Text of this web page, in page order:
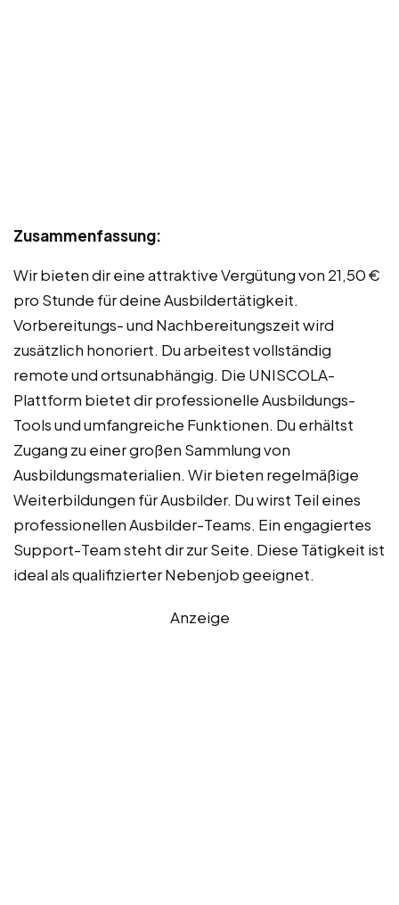
Zusammenfassung:
Wir bieten dir eine attraktive Vergütung von 21,50 €
pro Stunde für deine Ausbildertätigkeit.
Vorbereitungs- und Nachbereitungszeit wird
zusätzlich honoriert. Du arbeitest vollständig
remote und ortsunabhängig. Die UNISCOLA-
Plattform bietet dir professionelle Ausbildungs-
Tools und umfangreiche Funktionen. Du erhältst
Zugang zu einer großen Sammlung von
Ausbildungsmaterialien. Wir bieten regelmäßige
Weiterbildungen für Ausbilder. Du wirst Teil eines
professionellen Ausbilder-Teams. Ein engagiertes
Support-Team steht dir zur Seite. Diese Tätigkeit ist
ideal als qualifizierter Nebenjob geeignet.
Anzeige